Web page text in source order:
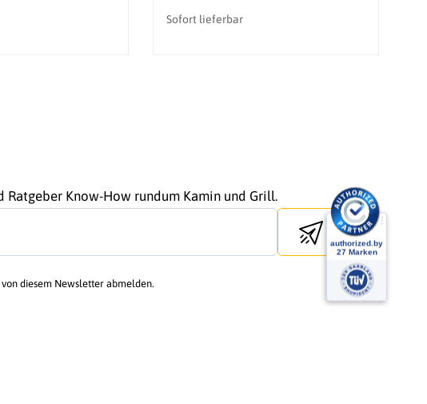
Sofort lieferbar
Know-How rundum Kamin und Grill.
Send newsletter
diesem Newsletter abmelden.